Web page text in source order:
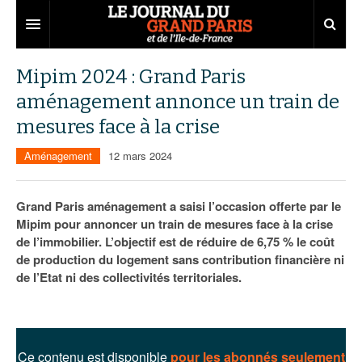
Territoires
Aménagement
Collectivités
Services urbains
Entreprises
Développement économique
Attractivité
Innovation
Marchés publics
Départements
77
78
92
Nominations
Portraits
Les Assises du Grand Paris
Éditions précédentes
Le podcast
Lire les résumés
Mipim 2024 : Grand Paris
aménagement annonce un train de
mesures face à la crise
Aménagement 12 mars 2024
Grand Paris aménagement a saisi l’occasion offerte par le
Mipim pour annoncer un train de mesures face à la crise
de l’immobilier. L’objectif est de réduire de 6,75 % le coût
de production du logement sans contribution financière ni
de l’Etat ni des collectivités territoriales.
Ce contenu est disponible pour les abonnés seulement